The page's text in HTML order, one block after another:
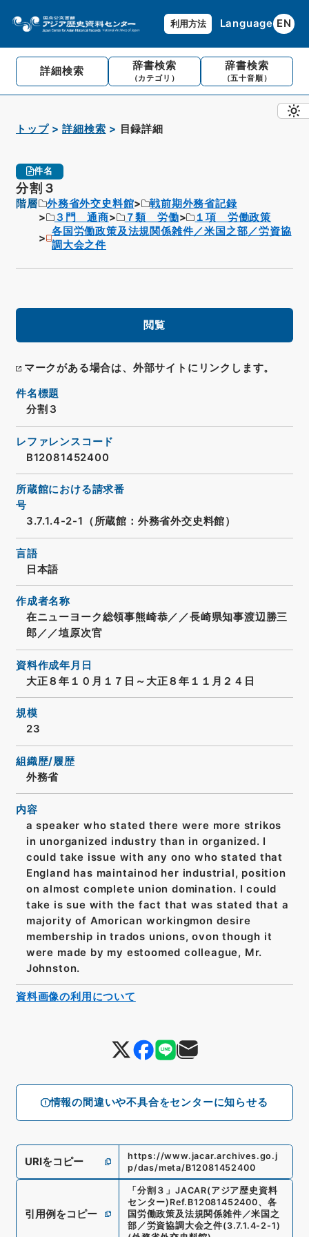
利用方法 Language EN
詳細検索 辞書検索
（カテゴリ）
辞書検索
（五十音順）
トップ 詳細検索 目録詳細
件名
分割３
階層 外務省外交史料館
戦前期外務省記録
３門 通商
７類 労働
１項 労働政策
各国労働政策及法規関係雑件／米国之部／労資協
調大会之件
閲覧
マークがある場合は、外部サイトにリンクします。
情報の間違いや不具合をセンターに知らせる
件名標題
分割３
レファレンスコード
B12081452400
所蔵館における請求番
号
3.7.1.4-2-1（所蔵館：外務省外交史料館）
言語
日本語
作成者名称
在ニューヨーク総領事熊崎恭／／長崎県知事渡辺勝三
郎／／埴原次官
資料作成年月日
大正８年１０月１７日～大正８年１１月２４日
規模
23
組織歴/履歴
外務省
内容
a speaker who stated there were more strikos
in unorganized industry than in organized. I
could take issue with any ono who stated that
England has maintainod her industrial, position
on almost complete union domination. I could
take is sue with the fact that was stated that a
majority of Amorican workingmon desire
membership in trados unions, ovon though it
were made by my estoomed colleague, Mr.
Johnston.
URIをコピー
https://www.jacar.archives.go.j
p/das/meta/B12081452400
引用例をコピー
「 分割３ 」 JACAR(アジア歴史資料
センター) Ref. B12081452400、 各
国労働政策及法規関係雑件／米国之
部／労資協調大会之件(3.7.1.4-2-1)
資料画像の利用について